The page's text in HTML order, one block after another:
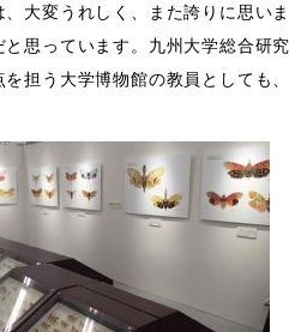
大変うれしく、また誇りに思い
と思っています。九州大学総合研
担う大学博物館の教員としても